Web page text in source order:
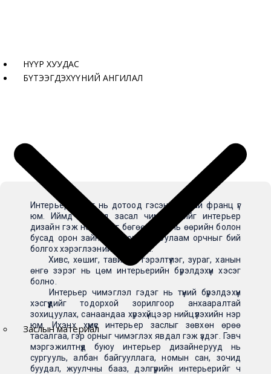
НҮҮР ХУУДАС
БҮТЭЭГДЭХҮҮНИЙ АНГИЛАЛ
Заслын материал
Интерьер гэж юу вэ?
Интерьер гэдэг нь дотоод гэсэн утгатай франц үг
юм. Иймд дотоод засал чимэглэлийг интерьер
дизайн гэж нэрлэдэг бөгөөд энэ нь өөрийн болон
бусад орон зайн тохилог, дур булаам орчныг бий
болгох хэрэглээний урлаг юм.
Хивс, хөшиг, тавилга, гэрэлтүүлэг, зураг, ханын
өнгө зэрэг нь цөм интерьерийн бүрэлдэхүүн хэсэг
болно.
Интерьер чимэглэл гэдэг нь түүний бүрэлдэхүүн
хэсгүүдийг тодорхой зорилгоор анхааралтай
зохицуулах, санаандаа хүрэхүйцээр нийцүүлэхийн нэр
юм. Ихэнх хүмүүс интерьер заслыг зөвхөн өрөө
тасалгаа, гэр орныг чимэглэх явдал гэж үздэг. Гэвч
мэргэжилтнүүд буюу интерьер дизайнерууд нь
сургууль, албан байгууллага, номын сан, зочид
буудал, жуулчны бааз, дэлгүүрийн интерьерийг ч